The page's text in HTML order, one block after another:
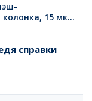
15 мкм,
справки